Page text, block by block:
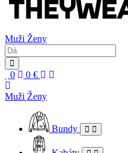
Muži Ženy
0 0 €
Muži Ženy
Bundy